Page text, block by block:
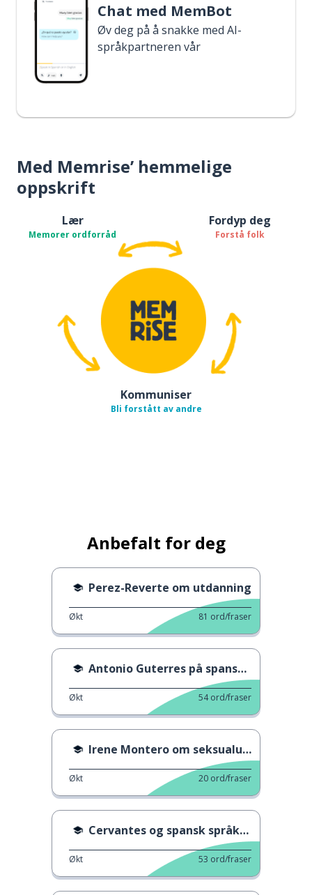
Chat med MemBot
Øv deg på å snakke med AI-
språkpartneren vår
Med Memrise’ hemmelige
oppskrift
Lær
Memorer ordforråd
Fordyp deg
Forstå folk
Kommuniser
Bli forstått av andre
Anbefalt for deg
Perez-Reverte om utdanning
Økt 81 ord/fraser
Antonio Guterres på spansk språkdag
Økt 54 ord/fraser
Irene Montero om seksualundervisning
Økt 20 ord/fraser
Cervantes og spansk språkdag
Økt 53 ord/fraser